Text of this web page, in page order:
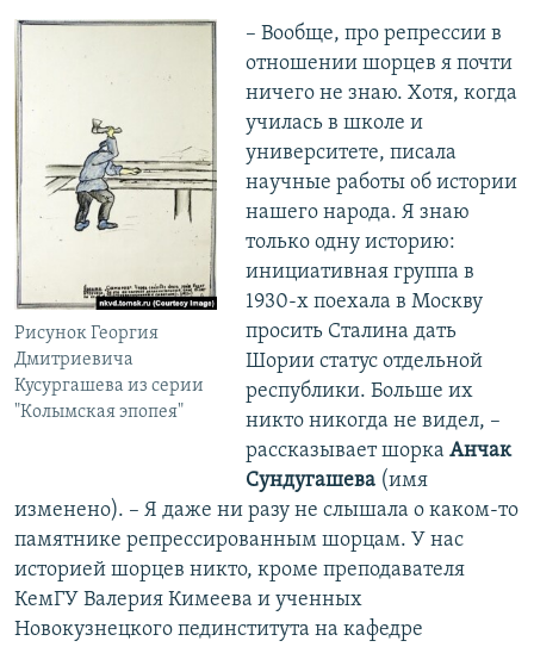
Рисунок Георгия
Дмитриевича
Кусургашева из серии
"Колымская эпопея"
– Вообще, про репрессии в
отношении шорцев я почти
ничего не знаю. Хотя, когда
училась в школе и
университете, писала
научные работы об истории
нашего народа. Я знаю
только одну историю:
инициативная группа в
1930-х поехала в Москву
просить Сталина дать
Шории статус отдельной
республики. Больше их
никто никогда не видел, –
рассказывает шорка Анчак
Сундугашева(имя
изменено). – Я даже ни разу не слышала о каком-то
памятнике репрессированным шорцам. У нас
историей шорцев никто, кроме преподавателя
КемГУ Валерия Кимеева и ученных
Новокузнецкого пединститута на кафедре